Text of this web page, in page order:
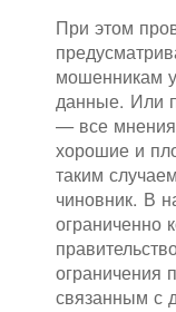
При этом
мошенникам
данные. Или
— все
хорошие и
таким
чиновник. В
ограниченно
ограничения
связанным с